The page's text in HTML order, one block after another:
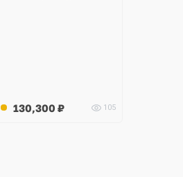
130,300 ₽ 105